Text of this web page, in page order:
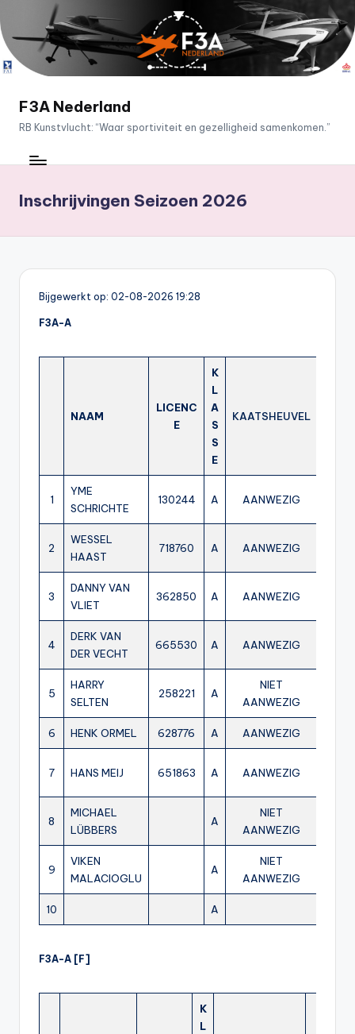
Ga
naar
de
F3A Nederland
RB Kunstvlucht: “Waar sportiviteit en gezelligheid samenkomen.”
Inschrijvingen Seizoen 2026
Bijgewerkt op: 02-08-2026 19:28
F3A-A
NAAM
LICENC
E
K
L
A
S
S
E
KAATSHEUVEL
1
YME
SCHRICHTE
130244 A AANWEZIG
2
WESSEL
HAAST
718760 A AANWEZIG
3
DANNY VAN
VLIET
362850 A AANWEZIG
4
DERK VAN
DER VECHT
665530 A AANWEZIG
5
HARRY
SELTEN
258221 A
NIET
AANWEZIG
6 HENK ORMEL 628776 A AANWEZIG
7 HANS MEIJ 651863 A AANWEZIG
8
MICHAEL
LÜBBERS
A
NIET
AANWEZIG
9
VIKEN
MALACIOGLU
A
NIET
AANWEZIG
10 A
F3A-A [F]
K
L